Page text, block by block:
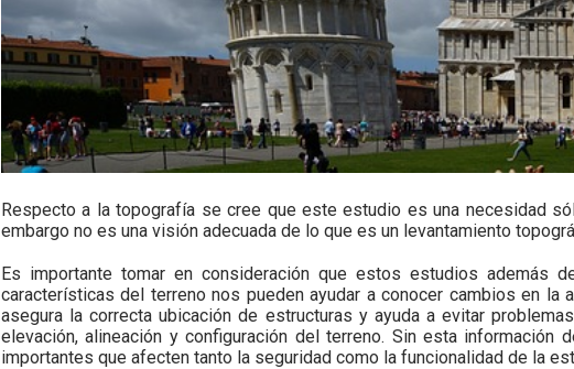
Respecto a la topografía se cree que este estudio es una necesidad
embargo no es una visión adecuada de lo que es un levantamiento
Es importante tomar en consideración que estos estudios además
características del terreno nos pueden ayudar a conocer cambios en la
asegura la correcta ubicación de estructuras y ayuda a evitar
elevación, alineación y configuración del terreno. Sin esta información
importantes que afecten tanto la seguridad como la funcionalidad de la